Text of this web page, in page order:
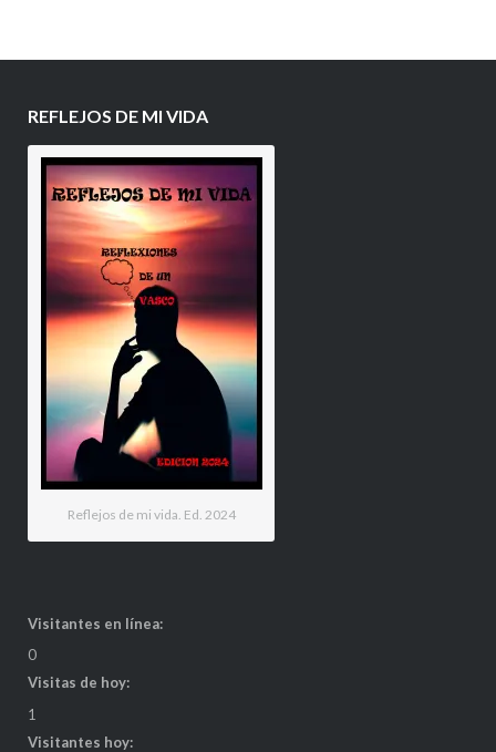
REFLEJOS DE MI VIDA
Reflejos de mi vida. Ed. 2024
Visitantes en línea:
0
Visitas de hoy:
1
Visitantes hoy: